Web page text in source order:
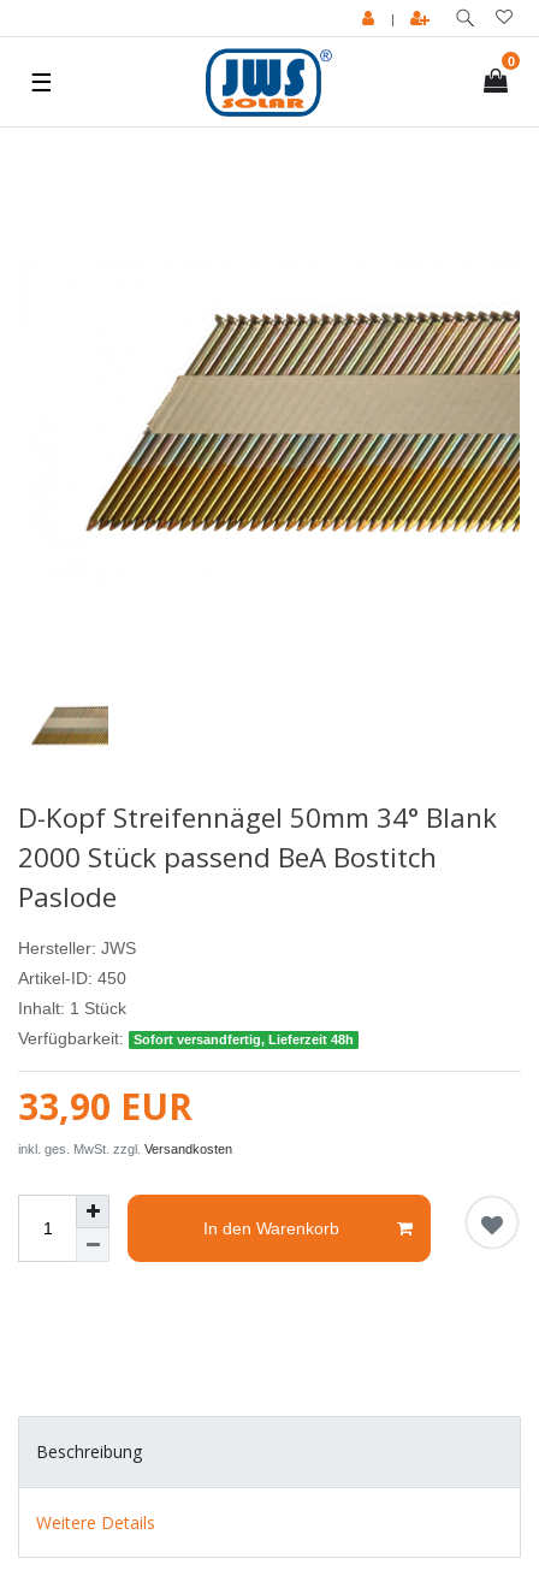
|
0
☰
D-Kopf Streifennägel 50mm 34° Blank
2000 Stück passend BeA Bostitch
Paslode
Hersteller: JWS
Artikel-ID: 450
Inhalt: 1 Stück
Verfügbarkeit:
Sofort versandfertig, Lieferzeit 48h
33,90 EUR
inkl. ges. MwSt. zzgl. Versandkosten
In den Warenkorb
Beschreibung
Weitere Details